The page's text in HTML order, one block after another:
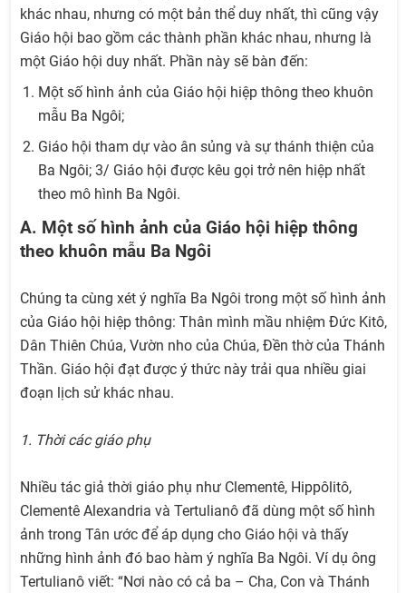
khác nhau, nhưng có một bản thể duy nhất, thì cũng vậy
Giáo hội bao gồm các thành phần khác nhau, nhưng là
một Giáo hội duy nhất. Phần này sẽ bàn đến:
Một số hình ảnh của Giáo hội hiệp thông theo khuôn
mẫu Ba Ngôi;
Giáo hội tham dự vào ân sủng và sự thánh thiện của
Ba Ngôi; 3/ Giáo hội được kêu gọi trở nên hiệp nhất
theo mô hình Ba Ngôi.
A. Một số hình ảnh của Giáo hội hiệp thông
theo khuôn mẫu Ba Ngôi
Chúng ta cùng xét ý nghĩa Ba Ngôi trong một số hình ảnh
của Giáo hội hiệp thông: Thân mình mầu nhiệm Đức Kitô,
Dân Thiên Chúa, Vườn nho của Chúa, Đền thờ của Thánh
Thần. Giáo hội đạt được ý thức này trải qua nhiều giai
đoạn lịch sử khác nhau.
1. Thời các giáo phụ
Nhiều tác giả thời giáo phụ như Clementê, Hippôlitô,
Clementê Alexandria và Tertulianô đã dùng một số hình
ảnh trong Tân ước để áp dụng cho Giáo hội và thấy
những hình ảnh đó bao hàm ý nghĩa Ba Ngôi. Ví dụ ông
Tertulianô viết: “Nơi nào có cả ba – Cha, Con và Thánh